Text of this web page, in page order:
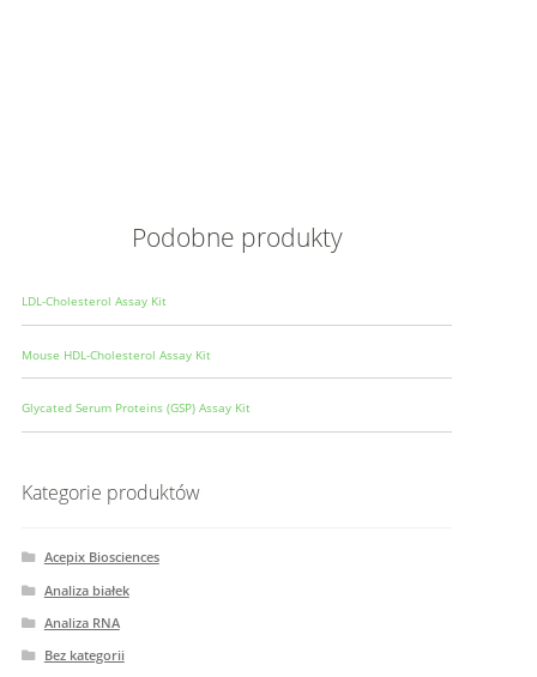
Podobne produkty
LDL-Cholesterol Assay Kit
Mouse HDL-Cholesterol Assay Kit
Glycated Serum Proteins (GSP) Assay Kit
Kategorie produktów
Acepix Biosciences
Analiza białek
Analiza RNA
Bez kategorii